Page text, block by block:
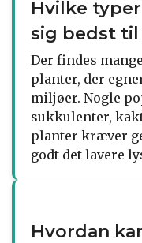
Hvilke
sig bedst
Der findes
planter, der
miljøer. Nogle
sukkulenter,
planter kræver
godt det lavere
Hvordan